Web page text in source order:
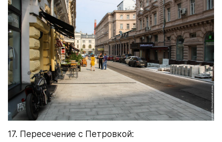
17. Пересечение с Петровкой: